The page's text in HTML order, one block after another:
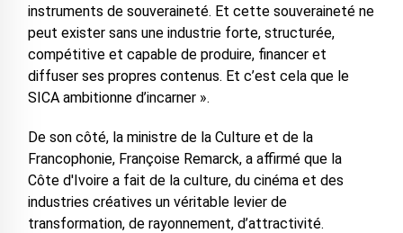
instruments de souveraineté. Et cette souveraineté ne
peut exister sans une industrie forte, structurée,
compétitive et capable de produire, financer et
diffuser ses propres contenus. Et c’est cela que le
SICA ambitionne d’incarner ».
De son côté, la ministre de la Culture et de la
Francophonie, Françoise Remarck, a affirmé que la
Côte d'Ivoire a fait de la culture, du cinéma et des
industries créatives un véritable levier de
transformation, de rayonnement, d’attractivité.